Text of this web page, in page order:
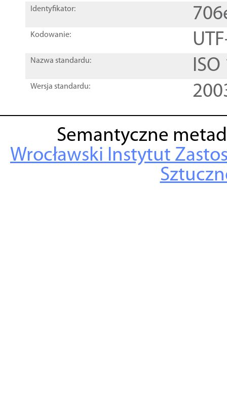
Identyfikator:
Kodowanie:
Nazwa standardu:
Wersja standardu:
Semantyczne
Wrocławski Instytut